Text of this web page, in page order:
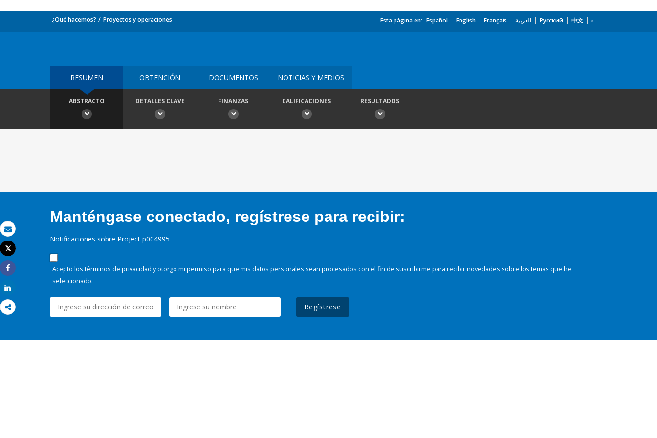
Correo electrónico
Imprimir
Tweet
Share
¿Qué hacemos? Proyectos y operaciones Esta página en: Español English Français العربية Русский 中文
RESUMEN OBTENCIÓN DOCUMENTOS NOTICIAS Y MEDIOS
ABSTRACTO DETALLES CLAVE FINANZAS CALIFICACIONES RESULTADOS
Manténgase conectado, regístrese para recibir:
Notificaciones sobre Project p004995
Acepto los términos de privacidad y otorgo mi permiso para que mis datos personales sean procesados con el fin de suscribirme para recibir novedades sobre los temas que he
seleccionado.
Regístrese